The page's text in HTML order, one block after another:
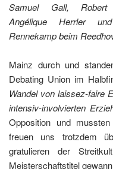
Samuel Gall, Robert
Angélique Herrler
Rennekamp beim
Mainz durch und
Debating Union im
Wandel von laissez-faire
intensiv-involvierten
Opposition und
freuen uns trotzdem
gratulieren der
Meisterschaftstitel